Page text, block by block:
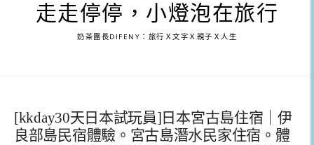
走走停停，小燈泡在旅行
奶茶團長DIFENY：旅行Ｘ文字Ｘ親子Ｘ人生
[kkday30天日本試玩員]日本宮古島住宿｜伊
良部島民宿體驗。宮古島潛水民家住宿。體